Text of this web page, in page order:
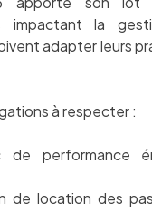
impactant la
adapter leurs
à respecter :
de performance
de location des